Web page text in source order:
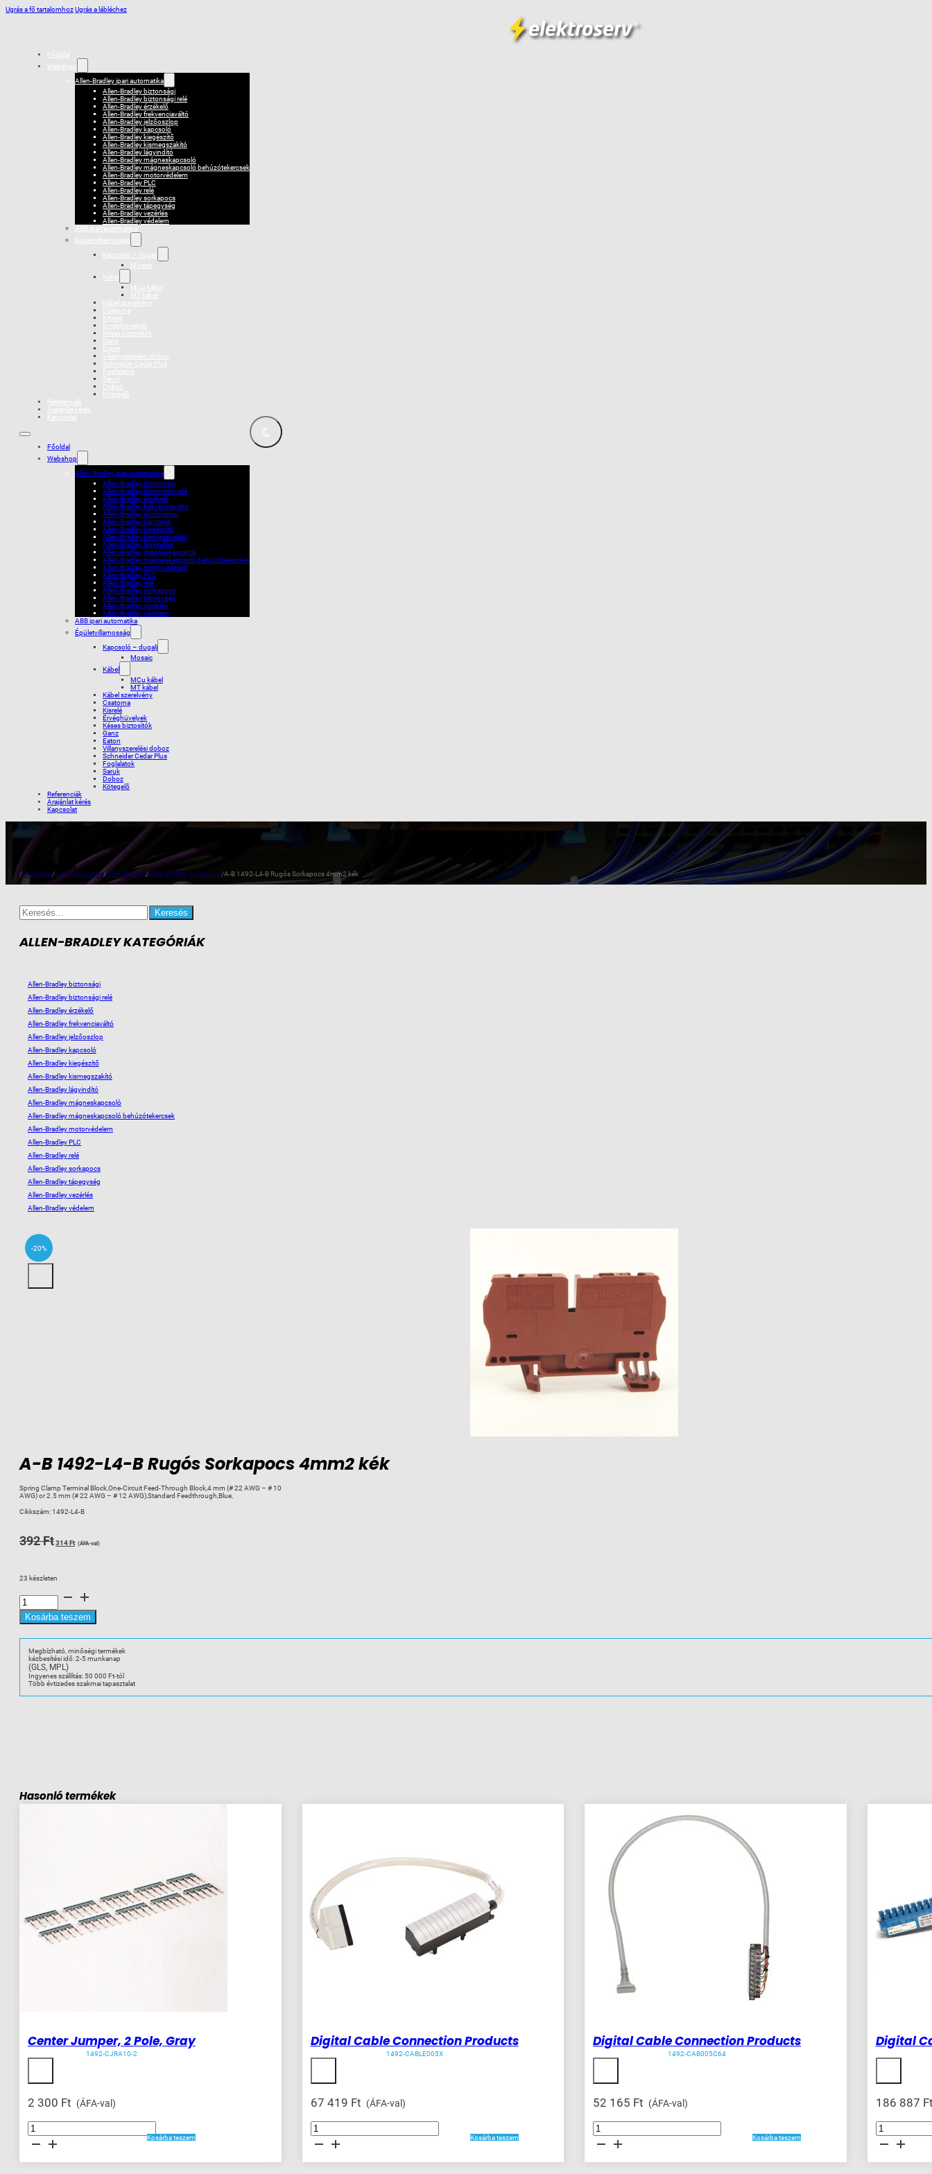
Ugrás a fő tartalomhozUgrás a lábléchez
Főoldal
Webshop
Allen-Bradley ipari automatika
Allen-Bradley biztonsági
Allen-Bradley biztonsági relé
Allen-Bradley érzékelő
Allen-Bradley frekvenciaváltó
Allen-Bradley jelzőoszlop
Allen-Bradley kapcsoló
Allen-Bradley kiegészítő
Allen-Bradley kismegszakító
Allen-Bradley lágyindító
Allen-Bradley mágneskapcsoló
Allen-Bradley mágneskapcsoló behúzótekercsek
Allen-Bradley motorvédelem
Allen-Bradley PLC
Allen-Bradley relé
Allen-Bradley sorkapocs
Allen-Bradley tápegység
Allen-Bradley vezérlés
Allen-Bradley védelem
ABB ipari automatika
Épületvillamosság
Kapcsoló – dugalj
Mosaic
Kábel
MCu kábel
MT kábel
Kábel szerelvény
Csatorna
Kisrelé
Érvéghüvelyek
Késes biztosítók
Ganz
Eaton
Villanyszerelési doboz
Schneider Cedar Plus
Foglalatok
Saruk
Doboz
Kötegelõ
Referenciák
Árajánlat kérés
Kapcsolat
Főoldal
Webshop
Allen-Bradley ipari automatika
Allen-Bradley biztonsági
Allen-Bradley biztonsági relé
Allen-Bradley érzékelő
Allen-Bradley frekvenciaváltó
Allen-Bradley jelzőoszlop
Allen-Bradley kapcsoló
Allen-Bradley kiegészítő
Allen-Bradley kismegszakító
Allen-Bradley lágyindító
Allen-Bradley mágneskapcsoló
Allen-Bradley mágneskapcsoló behúzótekercsek
Allen-Bradley motorvédelem
Allen-Bradley PLC
Allen-Bradley relé
Allen-Bradley sorkapocs
Allen-Bradley tápegység
Allen-Bradley vezérlés
Allen-Bradley védelem
ABB ipari automatika
Épületvillamosság
Kapcsoló – dugalj
Mosaic
Kábel
MCu kábel
MT kábel
Kábel szerelvény
Csatorna
Kisrelé
Érvéghüvelyek
Késes biztosítók
Ganz
Eaton
Villanyszerelési doboz
Schneider Cedar Plus
Foglalatok
Saruk
Doboz
Kötegelõ
Referenciák
Árajánlat kérés
Kapcsolat
/Webshop/Ipari automatika/Allen-Bradley/Allen-Bradley sorkapocs/A-B 1492-L4-B Rugós Sorkapocs 4mm2 kék
Search
for:
ALLEN-BRADLEY KATEGÓRIÁK
Allen-Bradley biztonsági
Allen-Bradley biztonsági relé
Allen-Bradley érzékelő
Allen-Bradley frekvenciaváltó
Allen-Bradley jelzőoszlop
Allen-Bradley kapcsoló
Allen-Bradley kiegészítő
Allen-Bradley kismegszakító
Allen-Bradley lágyindító
Allen-Bradley mágneskapcsoló
Allen-Bradley mágneskapcsoló behúzótekercsek
Allen-Bradley motorvédelem
Allen-Bradley PLC
Allen-Bradley relé
Allen-Bradley sorkapocs
Allen-Bradley tápegység
Allen-Bradley vezérlés
Allen-Bradley védelem
-20%
A-B 1492-L4-B Rugós Sorkapocs 4mm2 kék
Spring Clamp Terminal Block,One-Circuit Feed-Through Block,4 mm (# 22 AWG – # 10
AWG) or 2.5 mm (# 22 AWG – # 12 AWG),Standard Feedthrough,Blue,
Cikkszám:1492-L4-B
392FtOriginal
392 Ft.
314FtCurrent
(ÁFA-val)
23 készleten
1492-
L4-
B
Sorkapocs
kék
mennyiség
Kosárba teszem
Megbízható, minőségi termékek
kézbesítési idő: 2-5 munkanap
(GLS, MPL)
Ingyenes szállítás: 50 000 Ft-tól
Több évtizedes szakmai tapasztalat
Hasonló termékek
Center Jumper, 2 Pole, Gray
1492-CJRA10-2
2 300 Ft (ÁFA-val)
Center
Jumper,
Pole,
mennyiség
Kosárba teszem
Digital Cable Connection Products
1492-CABLE005X
67 419 Ft (ÁFA-val)
Digital
Cable
Connection
Products
Kosárba teszem
Digital Cable Connection Products
1492-CAB005C64
52 165 Ft (ÁFA-val)
Digital
Cable
Connection
Products
Kosárba teszem
Digital
186 887
Digital
Cable
Connection
Products